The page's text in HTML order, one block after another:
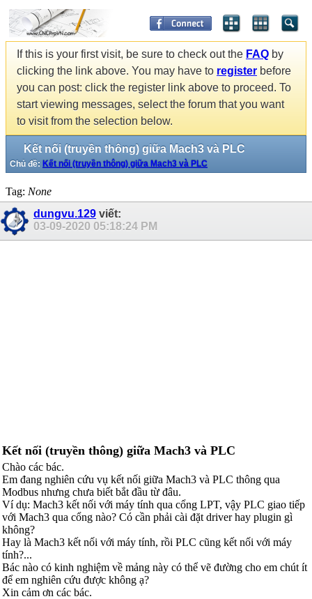
If this is your first visit, be sure to check out the FAQ by
clicking the link above. You may have to register before
you can post: click the register link above to proceed. To
start viewing messages, select the forum that you want
to visit from the selection below.
Kết nối (truyền thông) giữa Mach3 và PLC
Chủ đề: Kết nối (truyền thông) giữa Mach3 và PLC
Tag: None
dungvu.129 viết:
03-09-2020 05:18:24 PM
Kết nối (truyền thông) giữa Mach3 và PLC
Chào các bác.
Em đang nghiên cứu vụ kết nối giữa Mach3 và PLC thông qua
Modbus nhưng chưa biết bắt đầu từ đâu.
Ví dụ: Mach3 kết nối với máy tính qua cổng LPT, vậy PLC giao tiếp
với Mach3 qua cổng nào? Có cần phải cài đặt driver hay plugin gì
không?
Hay là Mach3 kết nối với máy tính, rồi PLC cũng kết nối với máy
tính?...
Bác nào có kinh nghiệm về mảng này có thể vẽ đường cho em chút ít
để em nghiên cứu được không ạ?
Xin cảm ơn các bác.